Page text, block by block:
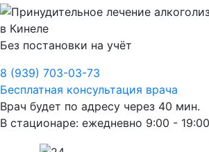
Без постановки на учёт
8 (939) 703-03-73
Бесплатная консультация врача
Врач будет по адресу через 40 мин.
В стационаре: ежедневно 9:00 - 19:00